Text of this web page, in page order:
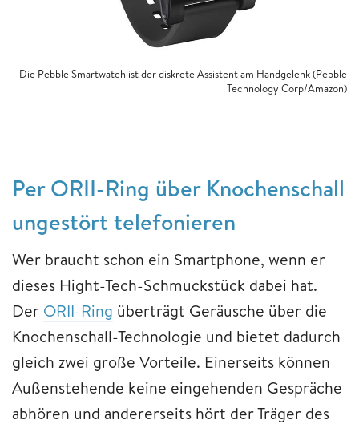
Die Pebble Smartwatch ist der diskrete Assistent am Handgelenk (Pebble
Technology Corp/Amazon)
Per ORII-Ring über Knochenschall
ungestört telefonieren
Wer braucht schon ein Smartphone, wenn er
dieses Hight-Tech-Schmuckstück dabei hat.
Der ORII-Ring überträgt Geräusche über die
Knochenschall-Technologie und bietet dadurch
gleich zwei große Vorteile. Einerseits können
Außenstehende keine eingehenden Gespräche
abhören und andererseits hört der Träger des